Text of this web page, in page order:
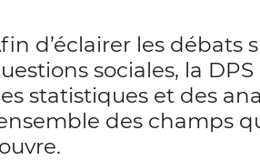
d’éclairer les débats
sociales, la
statistiques et des
des champs